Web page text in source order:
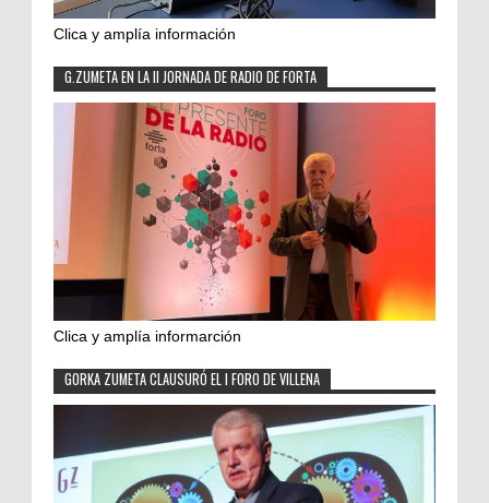
Clica y amplía información
G.ZUMETA EN LA II JORNADA DE RADIO DE FORTA
Clica y amplía informarción
GORKA ZUMETA CLAUSURÓ EL I FORO DE VILLENA